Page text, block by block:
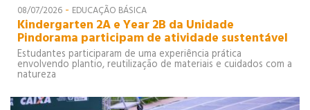
08/07/2026 - EDUCAÇÃO BÁSICA
Kindergarten 2A e Year 2B da Unidade
Pindorama participam de atividade sustentável
Estudantes participaram de uma experiência prática
envolvendo plantio, reutilização de materiais e cuidados com a
natureza